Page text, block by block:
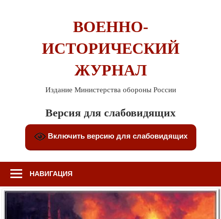
ВОЕННО-
ИСТОРИЧЕСКИЙ
ЖУРНАЛ
Издание Министерства обороны России
Версия для слабовидящих
Включить версию для слабовидящих
НАВИГАЦИЯ